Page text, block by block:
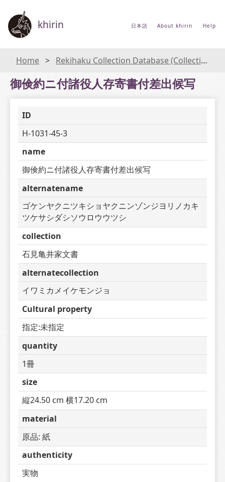
khirin 日本語 About khirin Help
Home Rekihaku Collection Database (Collections Database of the National Museum of Japanese History)
御倹約ニ付諸役人存寄書付差出候写
ID
H-1031-45-3
name
御倹約ニ付諸役人存寄書付差出候写
alternatename
ゴケンヤクニツキショヤクニンゾンジヨリノカキ
ツケサシダシソウロウウツシ
collection
石見亀井家文書
alternatecollection
イワミカメイケモンジョ
Cultural property
指定:未指定
quantity
1冊
size
縦24.50 cm 横17.20 cm
material
原品: 紙
authenticity
実物